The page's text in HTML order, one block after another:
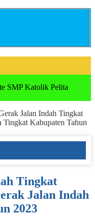
SMP Katolik Pelita
Jalan Indah Tingkat
Tingkat Kabupaten Tahun
Tingkat
Jalan Indah
2023